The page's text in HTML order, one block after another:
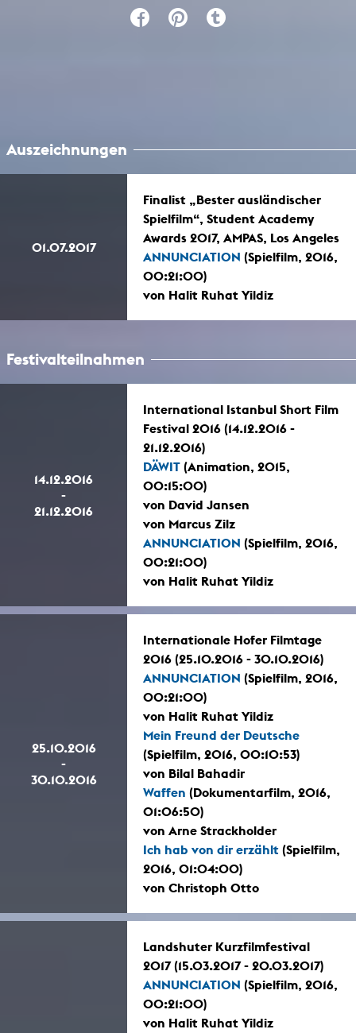
Auszeichnungen
01.07.2017
Finalist „Bester ausländischer
Spielfilm“, Student Academy
Awards 2017, AMPAS, Los Angeles
ANNUNCIATION (Spielfilm, 2016,
00:21:00)
von Halit Ruhat Yildiz
Festivalteilnahmen
14.12.2016
-
21.12.2016
International Istanbul Short Film
Festival 2016 (14.12.2016 -
21.12.2016)
DÄWIT (Animation, 2015,
00:15:00)
von David Jansen
von Marcus Zilz
ANNUNCIATION (Spielfilm, 2016,
00:21:00)
von Halit Ruhat Yildiz
25.10.2016
-
30.10.2016
Internationale Hofer Filmtage
2016 (25.10.2016 - 30.10.2016)
ANNUNCIATION (Spielfilm, 2016,
00:21:00)
von Halit Ruhat Yildiz
Mein Freund der Deutsche
(Spielfilm, 2016, 00:10:53)
von Bilal Bahadir
Waffen (Dokumentarfilm, 2016,
01:06:50)
von Arne Strackholder
Ich hab von dir erzählt (Spielfilm,
2016, 01:04:00)
von Christoph Otto
Landshuter Kurzfilmfestival
2017 (15.03.2017 - 20.03.2017)
ANNUNCIATION (Spielfilm, 2016,
00:21:00)
von Halit Ruhat Yildiz